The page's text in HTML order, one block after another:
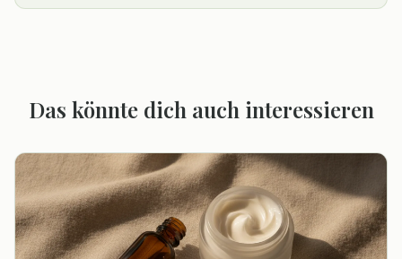
Das könnte dich auch interessieren